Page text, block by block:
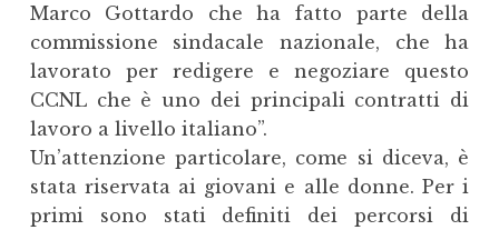
Marco Gottardo che ha fatto parte della
commissione sindacale nazionale, che ha
lavorato per redigere e negoziare questo
CCNL che è uno dei principali contratti di
lavoro a livello italiano”.
Un’attenzione particolare, come si diceva, è
stata riservata ai giovani e alle donne. Per i
primi sono stati definiti dei percorsi di